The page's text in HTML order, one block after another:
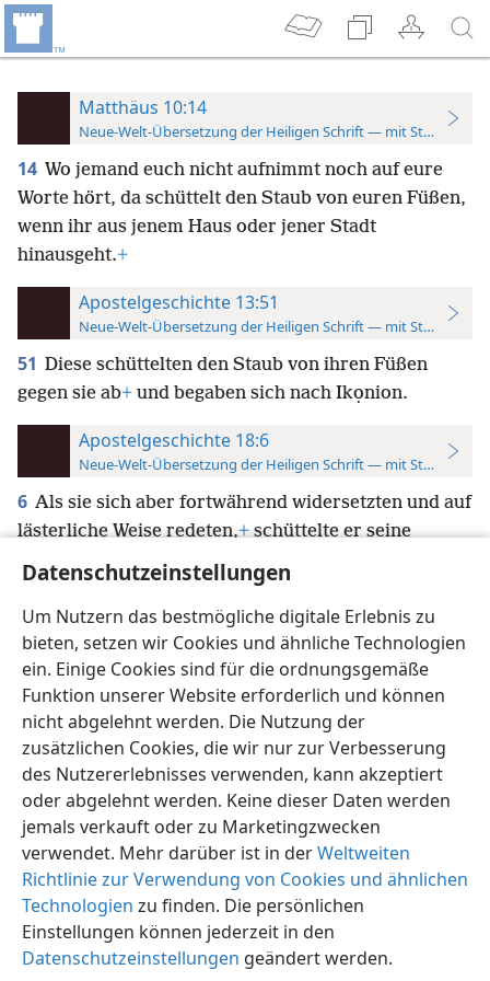
Datenschutzeinstellungen
Um Nutzern das bestmögliche digitale Erlebnis zu
bieten, setzen wir Cookies und ähnliche Technologien
ein. Einige Cookies sind für die ordnungsgemäße
Funktion unserer Website erforderlich und können
nicht abgelehnt werden. Die Nutzung der
zusätzlichen Cookies, die wir nur zur Verbesserung
des Nutzererlebnisses verwenden, kann akzeptiert
oder abgelehnt werden. Keine dieser Daten werden
jemals verkauft oder zu Marketingzwecken
verwendet. Mehr darüber ist in derWeltweiten
Richtlinie zur Verwendung von Cookies und ähnlichen
Technologien zu finden. Die persönlichen
Einstellungen können jederzeit in den
Datenschutzeinstellungen geändert werden.
Matthäus 10:14
Neue-Welt-Übersetzung der Heiligen Schrift — mit
14 Wo jemand euch nicht aufnimmt noch auf eure
Worte hört, da schüttelt den Staub von euren Füßen,
wenn ihr aus jenem Haus oder jener Stadt
hinausgeht.+
Apostelgeschichte 13:51
Neue-Welt-Übersetzung der Heiligen Schrift — mit
51 Diese schüttelten den Staub von ihren Füßen
gegen sie ab+ und begaben sich nach Ikọnion.
Apostelgeschichte 18:6
Neue-Welt-Übersetzung der Heiligen Schrift — mit
6 Als sie sich aber fortwährend widersetzten und auf
lästerliche Weise redeten,+schüttelte er seine
Kleider aus
und sprach zu ihnen: „Euer Blut
komme über euer Haupt. Ich bin rein.
will ich zu den Leuten der Nationen gehen.“+
Deutsch Einstellungen
Copyright© 2026 Watch Tower Bible and Tract Society of Pennsylvania
Nutzungsbedingungen
Datenschutzerklärung
Datenschutzeinstellungen
JW.ORG Anmelden